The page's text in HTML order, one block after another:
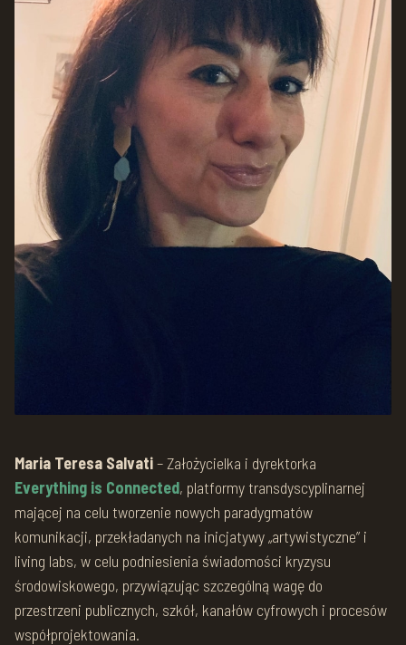
Maria Teresa Salvati– Założycielka i dyrektorka
Everything is Connected, platformy transdyscyplinarnej
mającej na celu tworzenie nowych paradygmatów
komunikacji, przekładanych na inicjatywy „artywistyczne” i
living labs, w celu podniesienia świadomości kryzysu
środowiskowego, przywiązując szczególną wagę do
przestrzeni publicznych, szkół, kanałów cyfrowych i procesów
współprojektowania.